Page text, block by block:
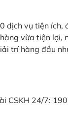
dịch vụ tiện ích,
vừa tiện lợi,
trí hàng đầu
CSKH 24/7: